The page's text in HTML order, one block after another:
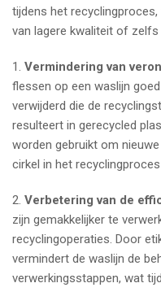
tijdens het
van lagere kwaliteit of
1. Vermindering van
flessen op een waslijn
verwijderd die de
resulteert in gerecycled
worden gebruikt om
cirkel in het
2. Verbetering van de
zijn gemakkelijker te
recyclingoperaties. Door
vermindert de waslijn de
verwerkingsstappen, wat